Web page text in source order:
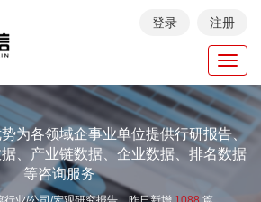
登录 注册
为各领域企事业单位提供行研报告、
、产业链数据、企业数据、排名数据
等咨询服务